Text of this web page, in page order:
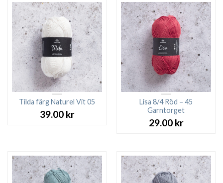
Tilda färg Naturel Vit 05
39.00 kr
Lisa 8/4 Röd – 45
Garntorget
29.00 kr